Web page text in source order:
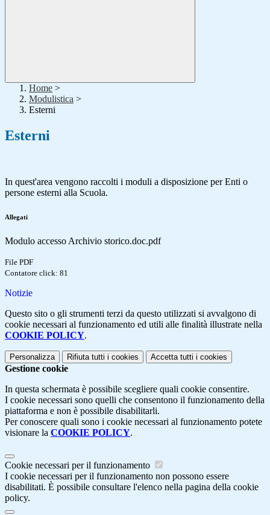
Home >
Modulistica >
Esterni
Esterni
In quest'area vengono raccolti i moduli a disposizione per Enti o
persone esterni alla Scuola.
Allegati
Modulo accesso Archivio storico.doc.pdf
File PDF
Contatore click: 81
Notizie
Questo sito o gli strumenti terzi da questo utilizzati si avvalgono di
cookie necessari al funzionamento ed utili alle finalità illustrate nella
COOKIE POLICY.
Personalizza Rifiuta tutti i cookies Accetta tutti i cookies
Gestione cookie
In questa schermata è possibile scegliere quali cookie consentire.
I cookie necessari sono quelli che consentono il funzionamento della
piattaforma e non è possibile disabilitarli.
Per conoscere quali sono i cookie necessari al funzionamento potete
visionare la COOKIE POLICY.
Cookie necessari per il funzionamento
I cookie necessari per il funzionamento non possono essere
disabilitati. È possibile consultare l'elenco nella pagina della cookie
policy.